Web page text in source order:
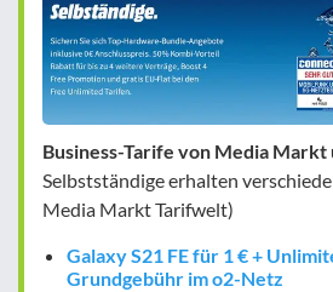
Business-Tarife von Media Markt
Selbstständige erhalten
Media Markt Tarifwelt)
Galaxy S21 FE für 1 € +
Grundgebühr im o2-Netz